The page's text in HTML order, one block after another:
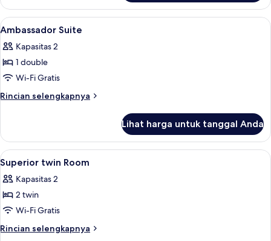
Twin
Room
-
Lihat
semua
foto
untuk
Ambassador
Suite
Seprai premium, minibar, brankas,
4
Ambassador Suite
Kapasitas 2
1 double
Wi-Fi Gratis
Rincian selengkapnya
Rincian
Ambassador
Suite
Lihat harga untuk tanggal Anda
Lihat
semua
foto
untuk
Superior
twin
Seprai premium, minibar, brankas,
4
Superior twin Room
Kapasitas 2
2 twin
Wi-Fi Gratis
Rincian selengkapnya
Rincian